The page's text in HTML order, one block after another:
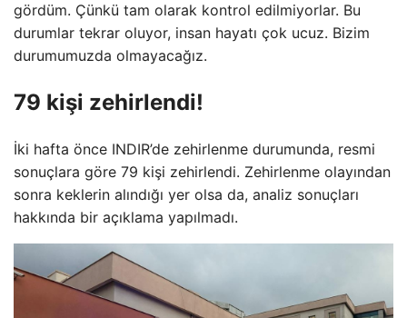
gördüm. Çünkü tam olarak kontrol edilmiyorlar. Bu
durumlar tekrar oluyor, insan hayatı çok ucuz. Bizim
durumumuzda olmayacağız.
79 kişi zehirlendi!
İki hafta önce INDIR’de zehirlenme durumunda, resmi
sonuçlara göre 79 kişi zehirlendi. Zehirlenme olayından
sonra keklerin alındığı yer olsa da, analiz sonuçları
hakkında bir açıklama yapılmadı.